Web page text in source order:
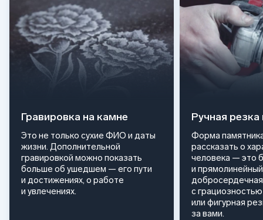
Гравировка на камне
Это не только сухие ФИО и даты
жизни. Дополнительной
гравировкой можно показать
больше об ушедшем — его пути
и достижениях, о работе
и увлечениях.
Ручная
Форма
рассказать о
человека — это
и
с
или фигурная
за вами.